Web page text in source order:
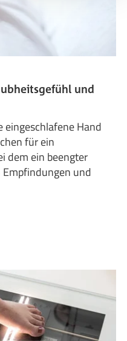
und
eingeschlafene Hand
für ein
dem ein beengter
und